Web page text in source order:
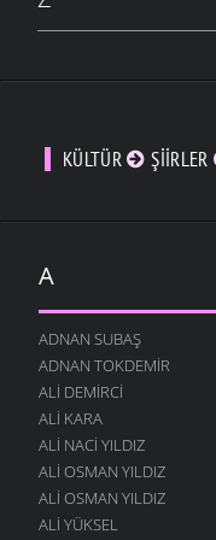
KÜLTÜR ŞIIRLER
A
ADNAN SUBAŞ
ADNAN TOKDEMIR
ALI DEMIRCI
ALI KARA
ALI NACI YILDIZ
ALI OSMAN YILDIZ
ALI OSMAN YILDIZ
ALI YÜKSEL